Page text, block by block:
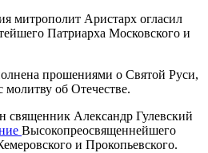
митрополит Аристарх огласил
Патриарха Московского и
прошениями о Святой Руси,
молитву об Отечестве.
священник Александр Гулевский
Высокопреосвященнейшего
и Прокопьевского.